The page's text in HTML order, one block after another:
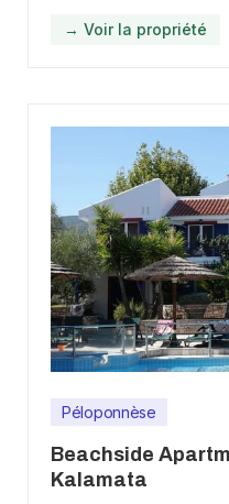
→ Voir la propriété
Péloponnèse
Beachside
Kalamata